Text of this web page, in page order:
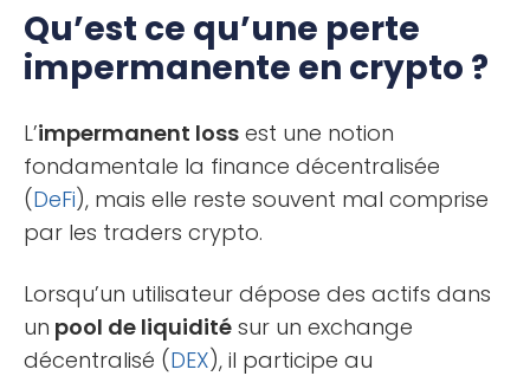
Qu’est ce qu’une perte
impermanente en crypto ?
L’impermanent loss est une notion
fondamentale la finance décentralisée
(DeFi), mais elle reste souvent mal comprise
par les traders crypto.
Lorsqu’un utilisateur dépose des actifs dans
un pool de liquidité sur un exchange
décentralisé (DEX), il participe au